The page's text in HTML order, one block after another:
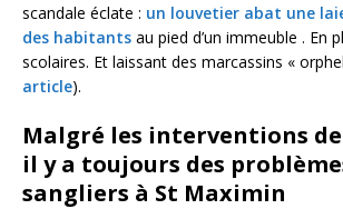
scandale éclate : un louvetier abat une
des habitants au pied d’un immeuble . En
scolaires. Et laissant des marcassins «
article).
Malgré les interventions
il y a toujours des
sangliers à St Maximin